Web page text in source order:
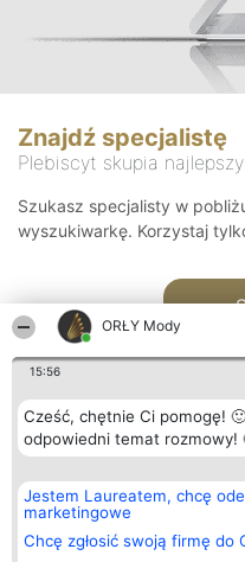
ORŁY Mody
15:56
Cześć, chętnie Ci pomogę!
odpowiedni temat rozmowy!
Jestem Laureatem, chcę
marketingowe
Chcę zgłosić swoją firmę do
Znajdź specjalistę
Plebiscyt skupia
Szukasz specjalisty w
wyszukiwarkę. Korzystaj
Organizator plebiscytu
Bright Side Solutions sp. z o.
o. sp. k.
ul. Ruska 22
Wrocław 50-079